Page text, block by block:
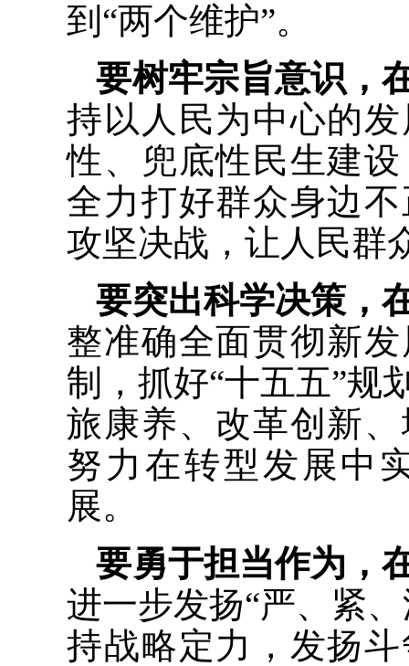
到“两个维护”。
要树牢宗旨意识，
持以人民为中心的
性、兜底性民生建
全力打好群众身边
攻坚决战，让人民群
要突出科学决策，
整准确全面贯彻新
制，抓好“十五五”规
旅康养、改革创新
努力在转型发展中
展。
要勇于担当作为，
进一步发扬“严、紧
持战略定力，发扬